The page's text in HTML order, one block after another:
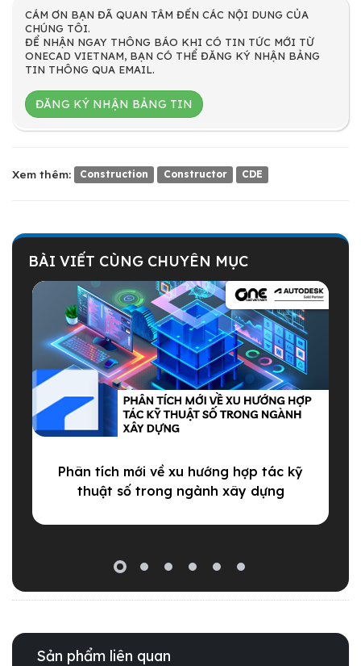
CÁM ƠN BẠN ĐÃ QUAN TÂM ĐẾN CÁC NỘI DUNG CỦA
CHÚNG TÔI.
ĐỂ NHẬN NGAY THÔNG BÁO KHI CÓ TIN TỨC MỚI TỪ
ONECAD VIETNAM, BẠN CÓ THỂ ĐĂNG KÝ NHẬN BẢNG
TIN THÔNG QUA EMAIL.
ĐĂNG KÝ NHẬN BẢNG TIN
Xem thêm: Construction Constructor CDE
BÀI VIẾT CÙNG CHUYÊN MỤC
Phân tích mới về xu hướng hợp tác kỹ
thuật số trong ngành xây dựng
Sản phẩm liên quan